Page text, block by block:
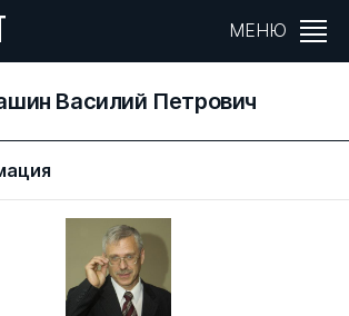
МЕНЮ
Василий Петрович